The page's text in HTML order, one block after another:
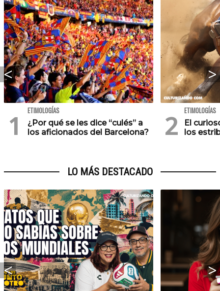
ETIMOLOGÍAS
¿Por qué se les dice “culés” a
los aficionados del Barcelona?
ETIMOLOGÍAS
El
los
LO MÁS DESTACADO